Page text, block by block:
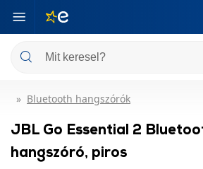
Bluetooth hangszórók
JBL Go Essential 2
hangszóró, piros